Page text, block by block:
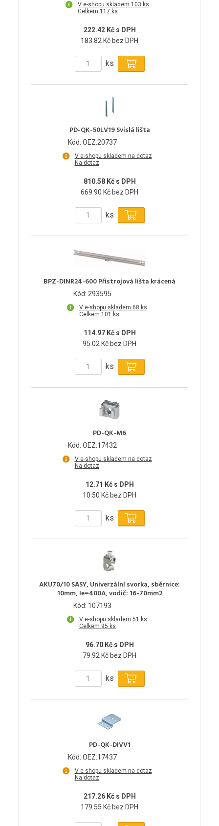
V e-shopu skladem 103 ks
Celkem 117 ks
222.42 Kč s DPH
183.82 Kč bez DPH
ks
PD-QK-50LV19 Svislá lišta
Kód: OEZ:20737
V e-shopu skladem na dotaz
Na dotaz
810.58 Kč s DPH
669.90 Kč bez DPH
ks
BPZ-DINR24-600 Přístrojová lišta krácená
Kód: 293595
V e-shopu skladem 68 ks
Celkem 101 ks
114.97 Kč s DPH
95.02 Kč bez DPH
ks
PD-QK-M6
Kód: OEZ:17432
V e-shopu skladem na dotaz
Na dotaz
12.71 Kč s DPH
10.50 Kč bez DPH
ks
AKU70/10 SASY, Univerzální svorka, sběrnice:
10mm, Ie=400A, vodič: 16-70mm2
Kód: 107193
V e-shopu skladem 51 ks
Celkem 95 ks
96.70 Kč s DPH
79.92 Kč bez DPH
ks
PD-QK-DIVV1
Kód: OEZ:17437
V e-shopu skladem na dotaz
Na dotaz
217.26 Kč s DPH
179.55 Kč bez DPH